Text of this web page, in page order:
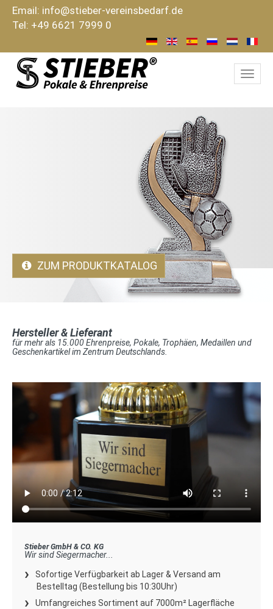
Email: info@stieber-vereinsbedarf.de
Tel: +49 6621 7999 0
ZUM PRODUKTKATALOG
Hersteller & Lieferant
für mehr als 15.000 Ehrenpreise, Pokale, Trophäen, Medaillen und
Geschenkartikel im Zentrum Deutschlands.
Stieber GmbH & CO. KG
Wir sind Siegermacher...
Sofortige Verfügbarkeit ab Lager & Versand am
Bestelltag (Bestellung bis 10:30Uhr)
Umfangreiches Sortiment auf 7000m² Lagerfläche